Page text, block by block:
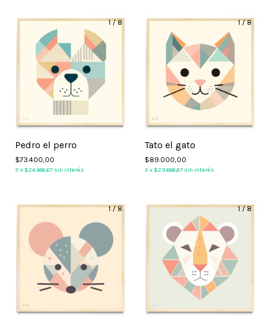
1/8
Pedro el perro
$73.400,00
3 x $24.466,67 sin interés
1/8
Tato el gato
$89.000,00
3 x $29.666,67 sin interés
1/8 1/8